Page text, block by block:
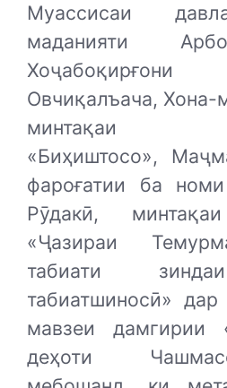
Муассисаи
маданияти
Овчиқалъача, Хона-
минтақаи
«Биҳиштосо»,
фароғатии ба
Рӯдакӣ,
«Ҷазираи
табиати
табиатшиносӣ» дар
мавзеи дамгирии
деҳоти